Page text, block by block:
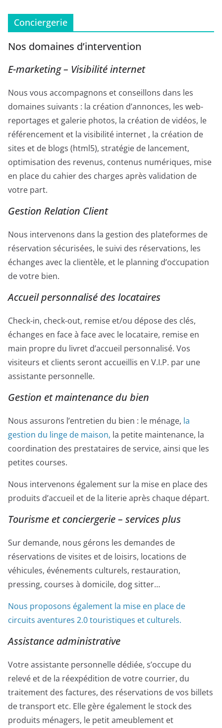
Conciergerie
Nos domaines d’intervention
E-marketing – Visibilité internet
Nous vous accompagnons et conseillons dans les
domaines suivants : la création d’annonces, les web-
reportages et galerie photos, la création de vidéos, le
référencement et la visibilité internet , la création de
sites et de blogs (html5), stratégie de lancement,
optimisation des revenus, contenus numériques, mise
en place du cahier des charges après validation de
votre part.
Gestion Relation Client
Nous intervenons dans la gestion des plateformes de
réservation sécurisées, le suivi des réservations, les
échanges avec la clientèle, et le planning d’occupation
de votre bien.
Accueil personnalisé des locataires
Check-in, check-out, remise et/ou dépose des clés,
échanges en face à face avec le locataire, remise en
main propre du livret d’accueil personnalisé. Vos
visiteurs et clients seront accueillis en V.I.P. par une
assistante personnelle.
Gestion et maintenance du bien
Nous assurons l’entretien du bien : le ménage, la
gestion du linge de maison, la petite maintenance, la
coordination des prestataires de service, ainsi que les
petites courses.
Nous intervenons également sur la mise en place des
produits d’accueil et de la literie après chaque départ.
Tourisme et conciergerie – services plus
Sur demande, nous gérons les demandes de
réservations de visites et de loisirs, locations de
véhicules, événements culturels, restauration,
pressing, courses à domicile, dog sitter…
Nous proposons également la mise en place de
circuits aventures 2.0 touristiques et culturels.
Assistance administrative
Votre assistante personnelle dédiée, s’occupe du
relevé et de la réexpédition de votre courrier, du
traitement des factures, des réservations de vos billets
de transport etc. Elle gère également le stock des
produits ménagers, le petit ameublement et